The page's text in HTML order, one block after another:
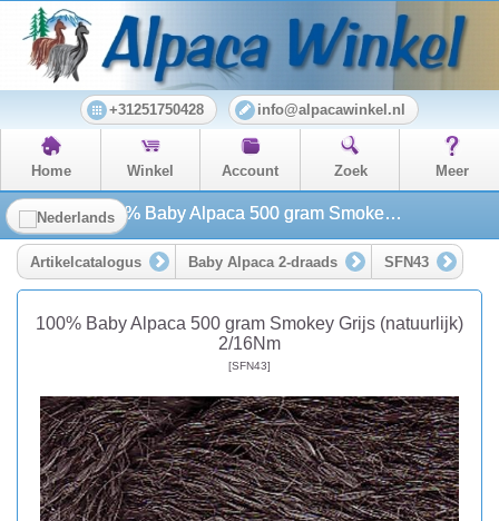
+31251750428 info@alpacawinkel.nl
Home Winkel Account Zoek Meer
100% Baby Alpaca 500 gram Smokey Grijs (natuurlijk) 2/16Nm
Artikelcatalogus Baby Alpaca 2-draads SFN43
100% Baby Alpaca 500 gram Smokey Grijs (natuurlijk)
2/16Nm
[SFN43]